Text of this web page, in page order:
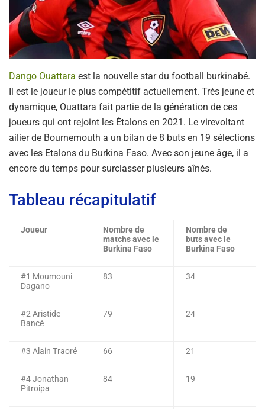
Dango Ouattara est la nouvelle star du football burkinabé.
Il est le joueur le plus compétitif actuellement. Très jeune et
dynamique, Ouattara fait partie de la génération de ces
joueurs qui ont rejoint les Étalons en 2021. Le virevoltant
ailier de Bournemouth a un bilan de 8 buts en 19 sélections
avec les Etalons du Burkina Faso. Avec son jeune âge, il a
encore du temps pour surclasser plusieurs aînés.
Tableau récapitulatif
Joueur
Nombre de
matchs avec le
Burkina Faso
Nombre de
buts avec le
Burkina Faso
#1 Moumouni
Dagano
83 34
#2 Aristide
Bancé
79 24
#3 Alain Traoré 66 21
#4 Jonathan
Pitroipa
84 19